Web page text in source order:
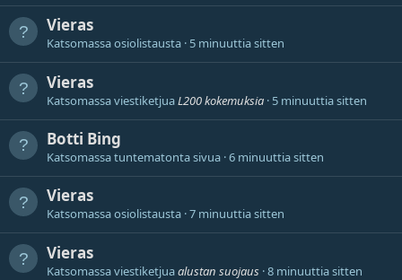
Vieras
Katsomassa osiolistausta 5 minuuttia sitten
Vieras
Katsomassa viestiketjuaL200 kokemuksia 5 minuuttia sitten
Botti Bing
Katsomassa tuntematonta sivua 6 minuuttia sitten
Vieras
Katsomassa osiolistausta 7 minuuttia sitten
Vieras
Katsomassa viestiketjuaalustan suojaus 8 minuuttia sitten